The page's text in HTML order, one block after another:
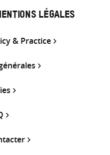
LÉGALES
& Practice